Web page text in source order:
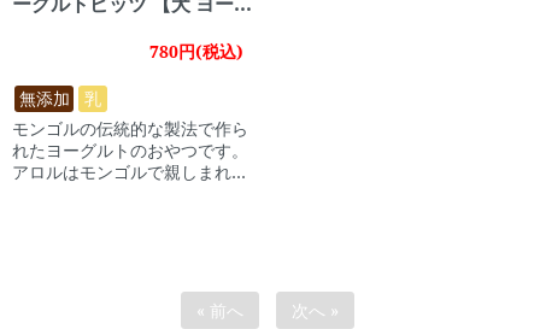
780円(税込)
無添加
乳
モンゴルの伝統的な製法で作ら
れたヨーグルトのおやつです。
アロルはモンゴルで親しまれて
« 前へ
次へ »